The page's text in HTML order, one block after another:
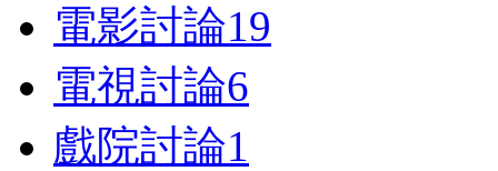
電影討論19
電視討論6
戲院討論1